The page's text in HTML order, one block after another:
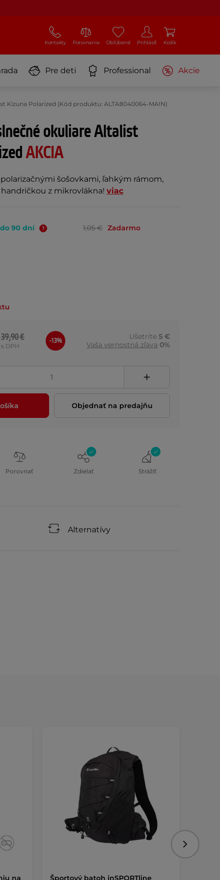
Kontakty Porovnanie Obľúbené Prihlásiť Košík
Pre deti Professional Akcie
Kizuna Polarized (Kód produktu: ALTA8040064-MAIN)
okuliare Altalist
AKCIA
šošovkami, ľahkým rámom,
z mikrovlákna! viac
90 dní 1,05 € Zadarmo
39,90 €
s DPH
-13% Ušetríte 5 €
Vaša vernostná zľava 0%
Objednať na predajňu
Porovnať Zdielať Strážiť
Alternatívy
na
Športový batoh inSPORTline